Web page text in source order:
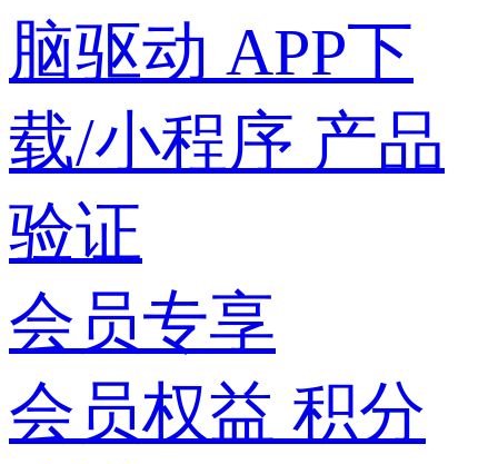
脑驱动 APP下
载/小程序 产品
验证
会员专享
会员权益 积分